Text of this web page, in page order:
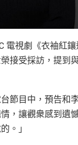
電視劇《衣袖紅
榮接受採訪，提
節目中，預告和
，讓觀衆感到遺
。」